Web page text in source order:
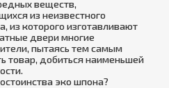
веществ,
из неизвестного
из которого изготавливают
двери многие
пытаясь тем самым
товар, добиться наименьшей
эко шпона?